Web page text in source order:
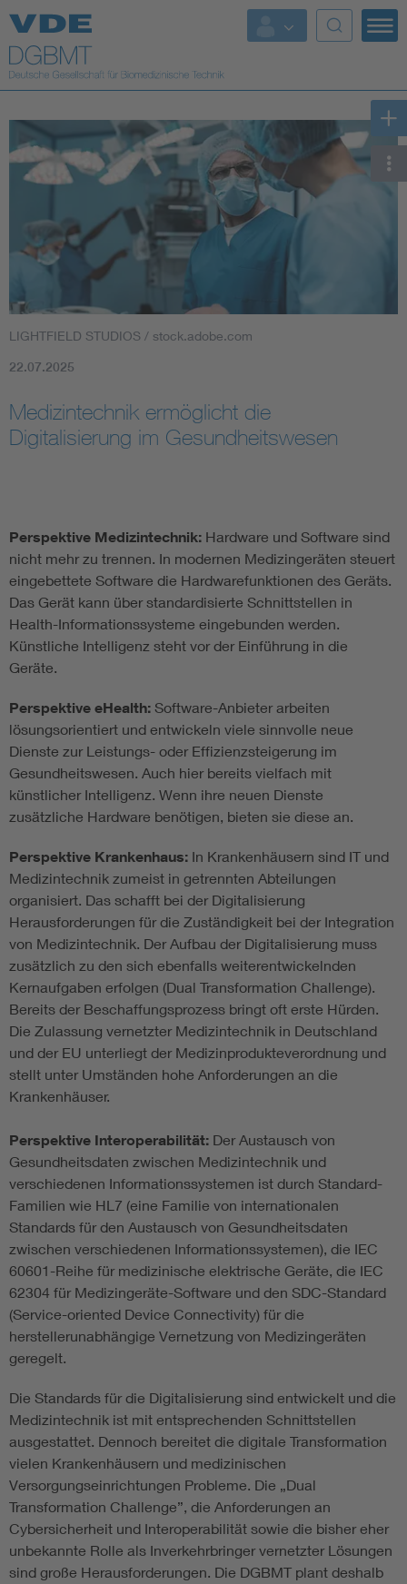
Top Themen
Fokusthemen
Energy
AI & Digital Trust
Health
Assisted Living
LIGHTFIELD STUDIOS / stock.adobe.com
22.07.2025
Medizintechnik ermöglicht die
Digitalisierung im Gesundheitswesen
Perspektive Medizintechnik: Hardware und Software sind
nicht mehr zu trennen. In modernen Medizingeräten steuert
eingebettete Software die Hardwarefunktionen des Geräts.
Das Gerät kann über standardisierte Schnittstellen in
Health-Informationssysteme eingebunden werden.
Künstliche Intelligenz steht vor der Einführung in die
Geräte.
Perspektive eHealth: Software-Anbieter arbeiten
lösungsorientiert und entwickeln viele sinnvolle neue
Dienste zur Leistungs- oder Effizienzsteigerung im
Gesundheitswesen. Auch hier bereits vielfach mit
künstlicher Intelligenz. Wenn ihre neuen Dienste
zusätzliche Hardware benötigen, bieten sie diese an.
Perspektive Krankenhaus: In Krankenhäusern sind IT und
Medizintechnik zumeist in getrennten Abteilungen
organisiert. Das schafft bei der Digitalisierung
Herausforderungen für die Zuständigkeit bei der Integration
von Medizintechnik. Der Aufbau der Digitalisierung muss
zusätzlich zu den sich ebenfalls weiterentwickelnden
Kernaufgaben erfolgen (Dual Transformation Challenge).
Bereits der Beschaffungsprozess bringt oft erste Hürden.
Die Zulassung vernetzter Medizintechnik in Deutschland
und der EU unterliegt der Medizinprodukteverordnung und
stellt unter Umständen hohe Anforderungen an die
Krankenhäuser.
Perspektive Interoperabilität: Der Austausch von
Gesundheitsdaten zwischen Medizintechnik und
verschiedenen Informationssystemen ist durch Standard-
Familien wie HL7 (eine Familie von internationalen
Standards für den Austausch von Gesundheitsdaten
zwischen verschiedenen Informationssystemen), die IEC
60601-Reihe für medizinische elektrische Geräte, die IEC
62304 für Medizingeräte-Software und den SDC-Standard
(Service-oriented Device Connectivity) für die
herstellerunabhängige Vernetzung von Medizingeräten
geregelt.
Die Standards für die Digitalisierung sind entwickelt und die
Medizintechnik ist mit entsprechenden Schnittstellen
ausgestattet. Dennoch bereitet die digitale Transformation
vielen Krankenhäusern und medizinischen
Versorgungseinrichtungen Probleme. Die „Dual
Transformation Challenge”, die Anforderungen an
Cybersicherheit und Interoperabilität sowie die bisher eher
unbekannte Rolle als Inverkehrbringer vernetzter Lösungen
sind große Herausforderungen. Die DGBMT plant deshalb